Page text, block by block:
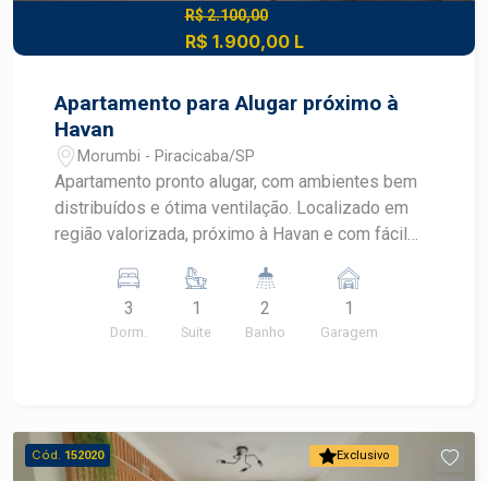
R$ 2.100,00
R$ 1.900,00 L
Apartamento para Alugar próximo à
Havan
Morumbi - Piracicaba/SP
Apartamento pronto alugar, com ambientes bem
distribuídos e ótima ventilação. Localizado em
região valorizada, próximo à Havan e com fácil
Características do Imóvel: 3 dormitórios, sendo 1
suíte e um deles com armário Banheiro social
com gabinete e Box Blindex Sala ampla Cozinha
Diferenciais: Ambientes bem iluminados e
arejados Excelente localização, com
3
Dorm.
1
Suite
2
Banho
1
Garagem
Exclusivo
Cód. 152020